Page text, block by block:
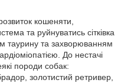
кошеняти,
та руйнуватись сітківка
таурину та захворюванням
До нестачі
породи собак:
золотистий ретривер,